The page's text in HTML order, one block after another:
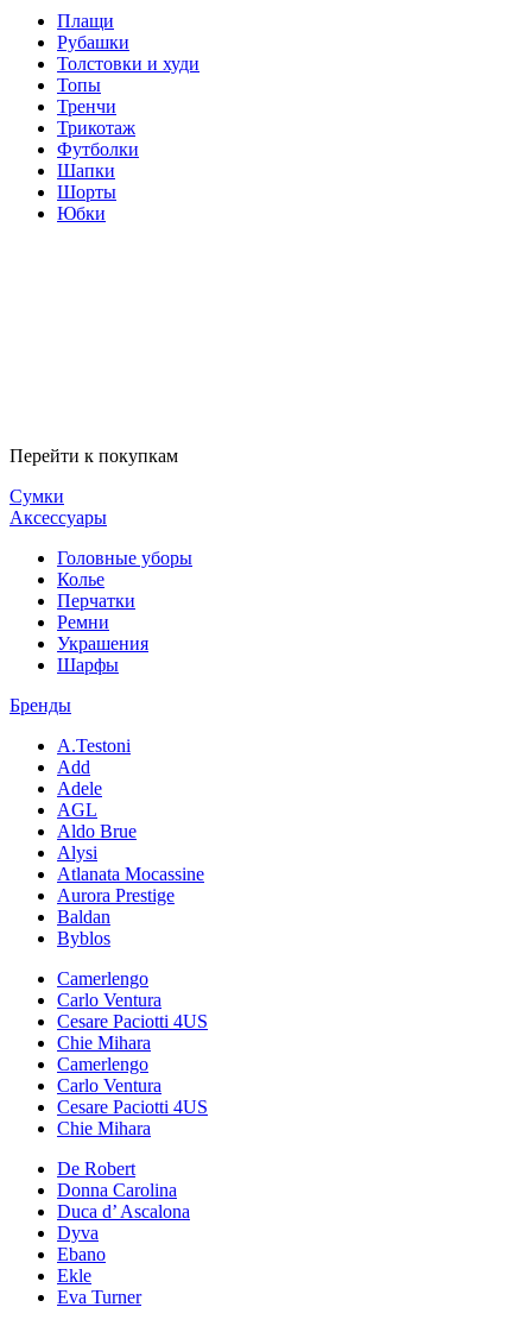
Плащи
Рубашки
Толстовки и худи
Топы
Тренчи
Трикотаж
Футболки
Шапки
Шорты
Юбки
Перейти к покупкам
Сумки
Аксессуары
Головные уборы
Колье
Перчатки
Ремни
Украшения
Шарфы
Бренды
A.Testoni
Add
Adele
AGL
Aldo Brue
Alysi
Atlanata Mocassine
Aurora Prestige
Baldan
Byblos
Camerlengo
Carlo Ventura
Cesare Paciotti 4US
Chie Mihara
Camerlengo
Carlo Ventura
Cesare Paciotti 4US
Chie Mihara
De Robert
Donna Carolina
Duca d’ Ascalona
Dyva
Ebano
Ekle
Eva Turner